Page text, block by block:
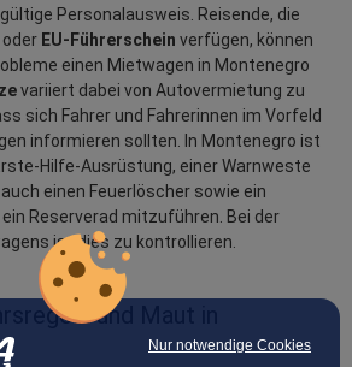
Nur notwendige Cookies
Personalausweis. Reisende, die
EU-Führerschein verfügen, können
einen Mietwagen in Montenegro
variiert dabei von Autovermietung zu
sich Fahrer und Fahrerinnen im Vorfeld
informieren sollten. In Montenegro ist
Hilfe-Ausrüstung, einer Warnweste
einen Feuerlöscher sowie ein
Reserverad mitzuführen. Bei der
ist dies zu kontrollieren.
und Maut in